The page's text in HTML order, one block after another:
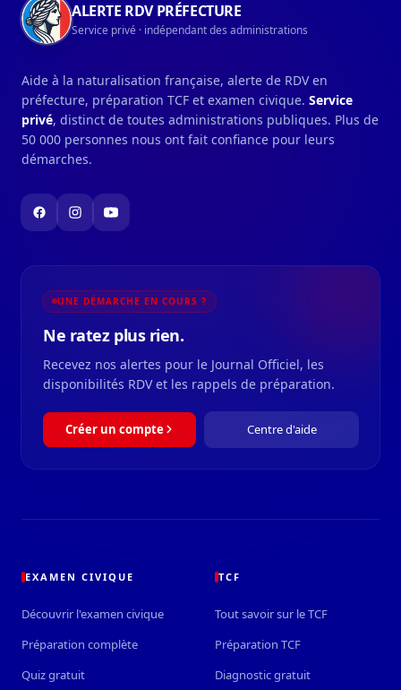
ALERTE RDV PRÉFECTURE
Service privé · indépendant des administrations
Aide à la naturalisation française, alerte de RDV en
préfecture, préparation TCF et examen civique. Service
privé, distinct de toutes administrations publiques. Plus de
50 000 personnes nous ont fait confiance pour leurs
démarches.
UNE DÉMARCHE EN COURS ?
Ne ratez plus rien.
Recevez nos alertes pour le Journal Officiel, les
disponibilités RDV et les rappels de préparation.
Créer un compte Centre d'aide
EXAMEN CIVIQUE
Découvrir l'examen civique
Préparation complète
Quiz gratuit
TCF
Tout savoir sur le TCF
Préparation TCF
Diagnostic gratuit